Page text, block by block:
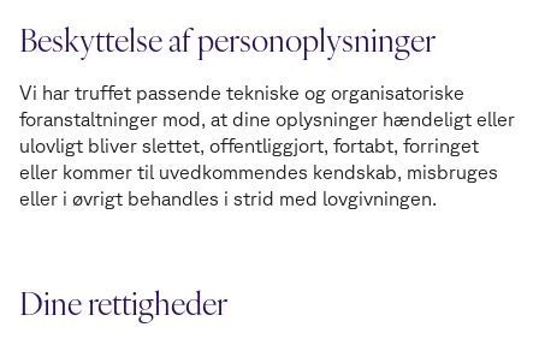
Beskyttelse af personoplysninger
Vi har truffet passende tekniske og organisatoriske
foranstaltninger mod, at dine oplysninger hændeligt eller
ulovligt bliver slettet, offentliggjort, fortabt, forringet
eller kommer til uvedkommendes kendskab, misbruges
eller i øvrigt behandles i strid med lovgivningen.
Dine rettigheder